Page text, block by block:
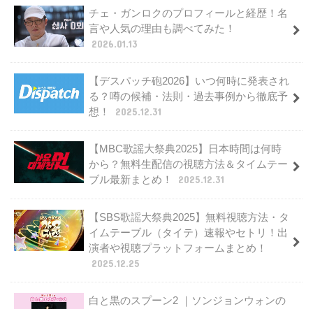
チェ・ガンロクのプロフィールと経歴！名
言や人気の理由も調べてみた！
2026.01.13
【デスパッチ砲2026】いつ何時に発表され
る？噂の候補・法則・過去事例から徹底予
想！
2025.12.31
【MBC歌謡大祭典2025】日本時間は何時
から？無料生配信の視聴方法＆タイムテー
ブル最新まとめ！
2025.12.31
【SBS歌謡大祭典2025】無料視聴方法・タ
イムテーブル（タイテ）速報やセトリ！出
演者や視聴プラットフォームまとめ！
2025.12.25
白と黒のスプーン2 ｜ソンジョンウォンの